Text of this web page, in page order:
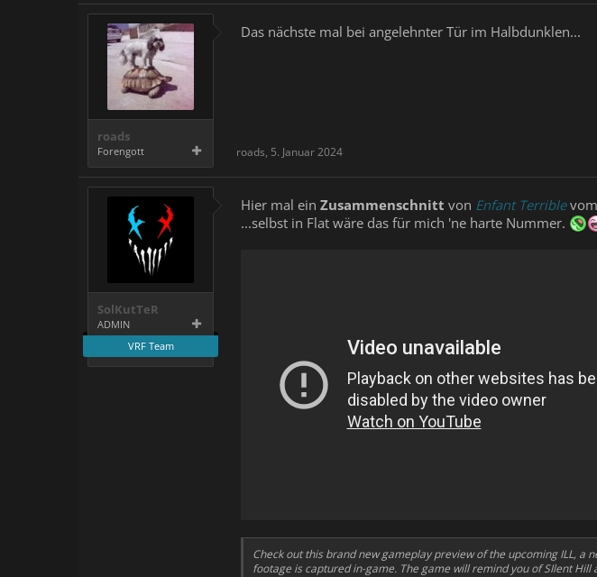
roads
Forengott
Das nächste mal bei angelehnter Tür im Halbdunklen...
roads, 5. Januar 2024
SolKutTeR
ADMIN
VRF Team
Hier mal ein Zusammenschnitt von Enfant Terrible
...selbst in Flat wäre das für mich 'ne harte Nummer.
Check out this brand new gameplay preview of the upcoming ILL, a
footage is captured in-game. The game will remind you of SIlent Hill